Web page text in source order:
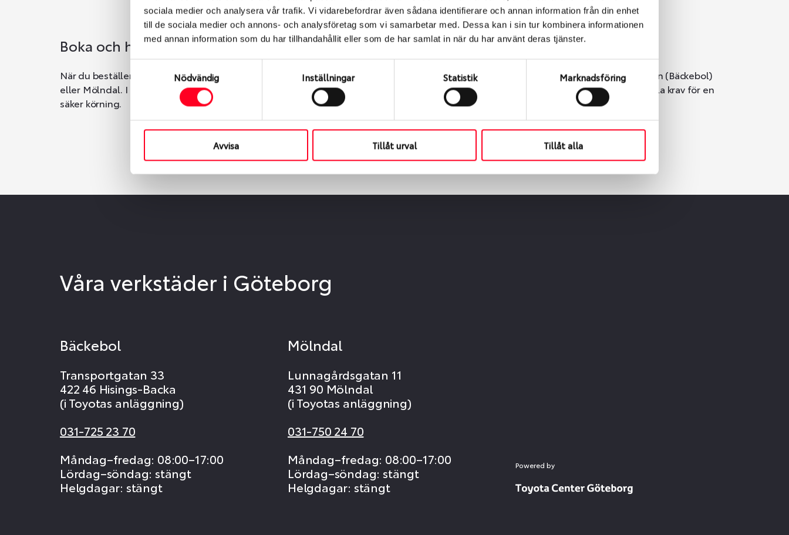
sociala medier och analysera vår trafik. Vi vidarebefordrar även sådana identifierare och annan information från din enhet
till de sociala medier och annons- och analysföretag som vi samarbetar med. Dessa kan i sin tur kombinera informationen
med annan information som du har tillhandahållit eller som de har samlat in när du har använt deras tjänster.
Nödvändig Inställningar Statistik Marknadsföring
Avvisa Tillåt urval Tillåt alla
Boka och hämta hos Däckspecialen
När du beställer dina nya däck eller fälgar hos oss levereras de direkt till någon av våra däckverkstäder i Göteborg. Välj mellan Hisingen (Bäckebol)
eller Mölndal. I beställningen anger du datum och tid för upphämtning eller service. När vi byter dina däck ser vi till att de uppfyller alla krav för en
säker körning.
Våra verkstäder i Göteborg
Bäckebol
Transportgatan 33
422 46 Hisings-Backa
(i Toyotas anläggning)
031-725 23 70
Måndag–fredag: 08:00–17:00
Lördag–söndag: stängt
Helgdagar: stängt
Mölndal
Lunnagårdsgatan 11
431 90 Mölndal
(i Toyotas anläggning)
031-750 24 70
Måndag–fredag: 08:00–17:00
Lördag–söndag: stängt
Helgdagar: stängt
Powered by